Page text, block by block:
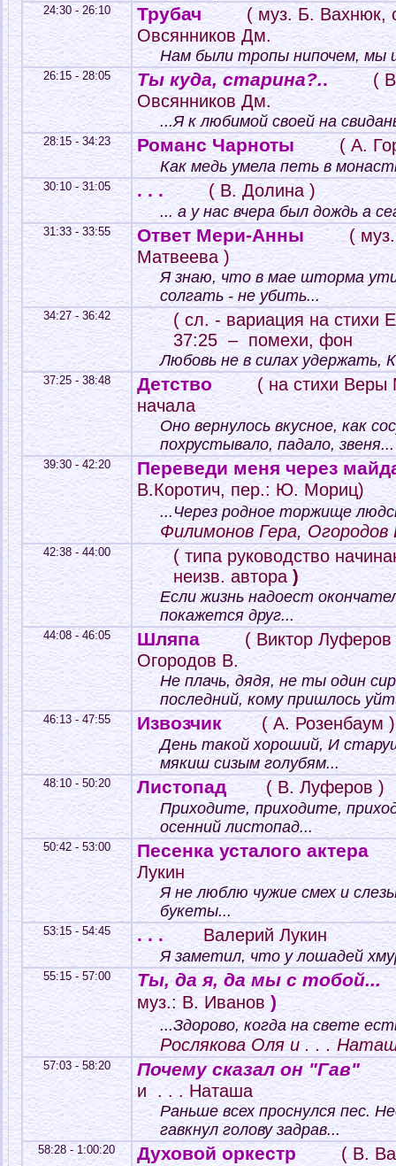
24:30 - 26:10 Трубач
( муз. Б. Вахнюк,
Овсянников Дм.
Нам были тропы нипочем, мы
26:15 - 28:05 Ты куда, старина?..
(
Овсянников Дм.
...Я к любимой своей на
28:15 - 34:23 Романс Чарноты ( А.
Как медь умела петь в
30:10 - 31:05 . . . ( В. Долина )
... а у нас вчера был дождь а
31:33 - 33:55 Ответ Мери-Анны
(
Матвеева )
Я знаю, что в мае шторма
солгать - не убить...
34:27 - 36:42
( сл. - вариация на стихи
37:25 – помехи, фон
Любовь не в силах удержать,
37:25 - 38:48 Детство
( на стихи
начала
Оно вернулось вкусное, как
похрустывало, падало, звеня...
39:30 - 42:20 Переведи меня через
В.Коротич, пер.: Ю. Мориц)
...Через родное торжище
Филимонов Гера, Огородов
42:38 - 44:00
( типа руководство
неизв. автора )
Если жизнь надоест
покажется друг...
44:08 - 46:05 Шляпа
( Виктор
Огородов В.
Не плачь, дядя, не ты один
последний, кому пришлось
46:13 - 47:55 Извозчик ( А. Розенбаум )
День такой хороший, И
мякиш сизым голубям...
48:10 - 50:20 Листопад ( В. Луферов )
Приходите, приходите,
осенний листопад...
50:42 - 53:00 Песенка усталого актера
Лукин
Я не люблю чужие смех и
букеты...
53:15 - 54:45 . . . Валерий Лукин
Я заметил, что у лошадей
55:15 - 57:00 Ты, да я, да мы с тобой...
муз.: В. Иванов )
...Здорово, когда на свете
Рослякова Оля и . . .
57:03 - 58:20 Почему сказал он "Гав"
и . . . Наташа
Раньше всех проснулся пес.
гавкнул голову задрав...
58:28 - 1:00:20 Духовой оркестр ( В.